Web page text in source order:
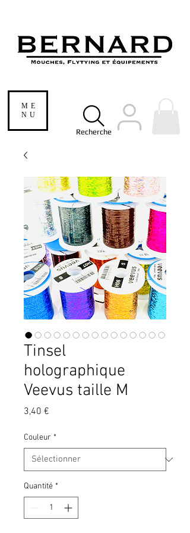
ME
NU
Recherche
Tinsel
holographique
Veevus taille M
3,40 €
Couleur *
Quantité *